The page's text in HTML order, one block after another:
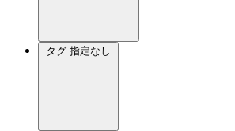
タグ 指定なし